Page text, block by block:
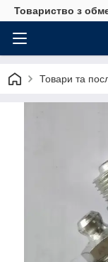
Товариство з
Товари та